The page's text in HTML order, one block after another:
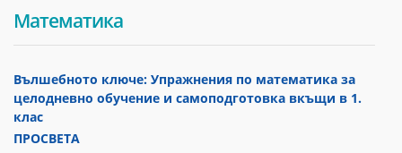
Математика
Вълшебното ключе: Упражнения по математика за
целодневно обучение и самоподготовка вкъщи в 1.
клас
ПРОСВЕТА